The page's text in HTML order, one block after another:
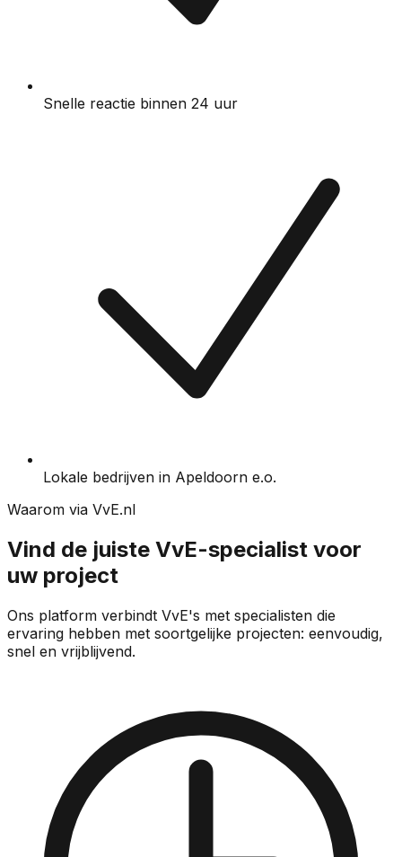
Snelle reactie binnen 24 uur
Lokale bedrijven in Apeldoorn e.o.
Waarom via VvE.nl
Vind de juiste VvE-specialist voor
uw project
Ons platform verbindt VvE's met specialisten die
ervaring hebben met soortgelijke projecten: eenvoudig,
snel en vrijblijvend.